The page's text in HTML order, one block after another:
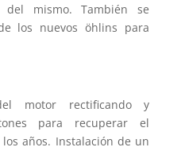
mismo. También se
los nuevos öhlins para
motor rectificando y
para recuperar el
años. Instalación de un